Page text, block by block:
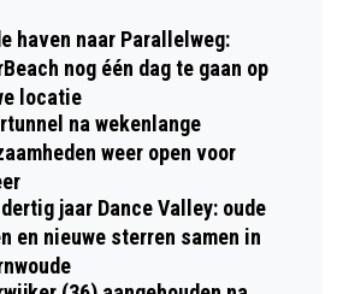
haven naar Parallelweg:
nog één dag te gaan op
locatie
na wekenlange
weer open voor
jaar Dance Valley: oude
en nieuwe sterren samen in